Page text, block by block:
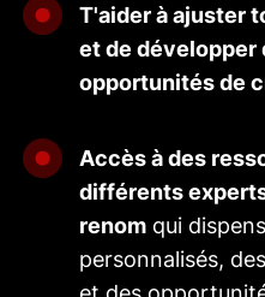
T'aider à ajuster
et de développer
opportunités de
Accès à des
différents
renom qui
personnalisés,